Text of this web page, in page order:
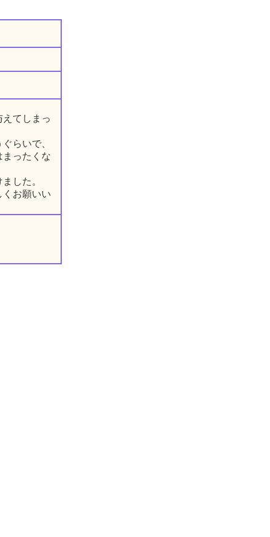
てしまっ
らいで、
ったくな
した。
くお願いい